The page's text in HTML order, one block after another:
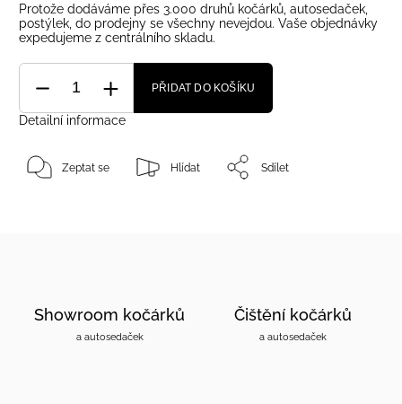
Protože dodáváme přes 3.000 druhů kočárků, autosedaček,
postýlek, do prodejny se všechny nevejdou. Vaše objednávky
expedujeme z centrálního skladu.
PŘIDAT DO KOŠÍKU
Detailní informace
Zeptat se Hlídat Sdílet
Showroom kočárků
a autosedaček
Čištění kočárků
a autosedaček